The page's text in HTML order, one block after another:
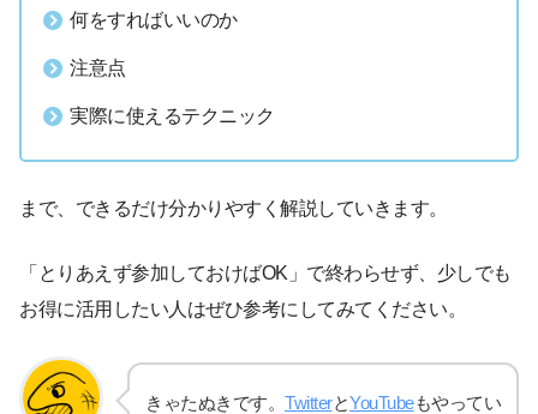
何をすればいいのか
注意点
実際に使えるテクニック
まで、できるだけ分かりやすく解説していきます。
「とりあえず参加しておけばOK」で終わらせず、少しでも
お得に活用したい人はぜひ参考にしてみてください。
きゃたぬきです。 TwitterとYouTubeもやってい